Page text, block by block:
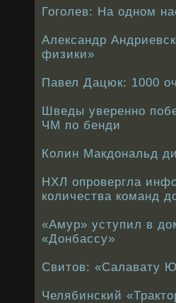
Гоголев: На одном
Александр
физики»
Павел Дацюк: 1000
Шведы уверенно
ЧМ по бенди
Колин Макдональд
НХЛ опровергла
количества команд
«Амур» уступил в
«Донбассу»
Свитов: «Салавату
Челябинский